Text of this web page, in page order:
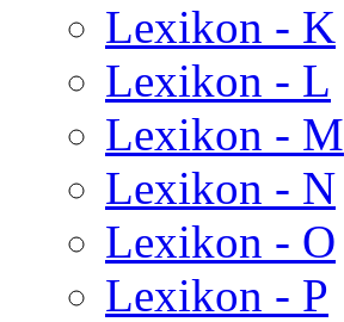
Lexikon - K
Lexikon - L
Lexikon - M
Lexikon - N
Lexikon - O
Lexikon - P